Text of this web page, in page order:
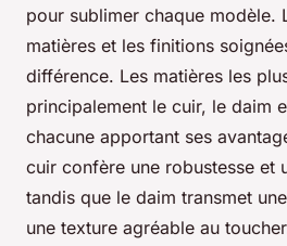
pour sublimer chaque modèle.
matières et les finitions
différence. Les matières les
principalement le cuir, le daim
chacune apportant ses
cuir confère une robustesse et
tandis que le daim transmet
une texture agréable au